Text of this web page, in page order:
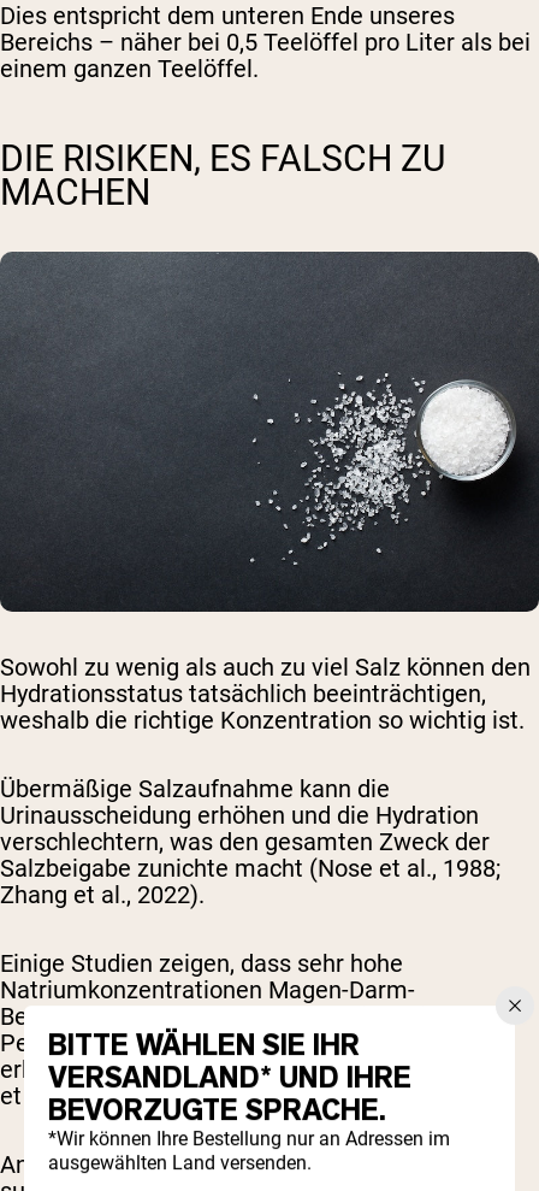
Dies entspricht dem unteren Ende unseres
Bereichs – näher bei 0,5 Teelöffel pro Liter als bei
einem ganzen Teelöffel.
DIE RISIKEN, ES FALSCH ZU
MACHEN
Sowohl zu wenig als auch zu viel Salz können den
Hydrationsstatus tatsächlich beeinträchtigen,
weshalb die richtige Konzentration so wichtig ist.
Übermäßige Salzaufnahme kann die
Urinausscheidung erhöhen und die Hydration
verschlechtern, was den gesamten Zweck der
Salzbeigabe zunichte macht (Nose et al., 1988;
Zhang et al., 2022).
Einige Studien zeigen, dass sehr hohe
Natriumkonzentrationen Magen-Darm-
Beschwerden verursachen und bei bestimmten
Personen das Risiko einer Hypernatriämie
erhöhen können (Goulet et al., 2017; Twerenbold
et al., 2003).
Andererseits führt zu wenig Natrium zu
BITTE WÄHLEN SIE IHR
VERSANDLAND* UND IHRE
BEVORZUGTE SPRACHE.
*Wir können Ihre Bestellung nur an Adressen im
ausgewählten Land versenden.